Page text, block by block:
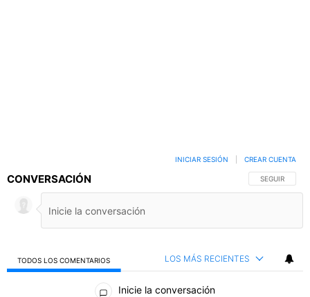
CONVERSACIÓN SIGA ESTA
SEGUIR
INICIAR SESIÓN CREAR CUENTA
TODOS LOS COMENTARIOS LOS MÁS RECIENTES
Todos los comentarios
Inicie la conversación